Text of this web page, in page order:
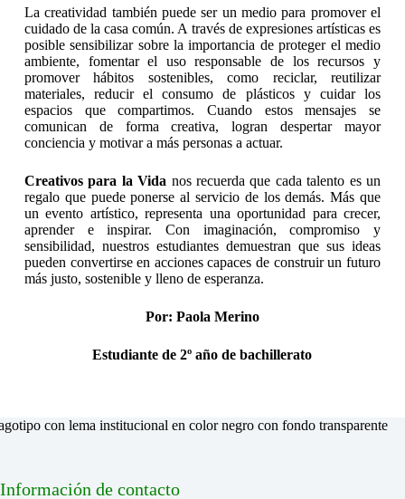
La creatividad también puede ser un medio para promover el
cuidado de la casa común. A través de expresiones artísticas es
posible sensibilizar sobre la importancia de proteger el medio
ambiente, fomentar el uso responsable de los recursos y
promover hábitos sostenibles, como reciclar, reutilizar
materiales, reducir el consumo de plásticos y cuidar los
espacios que compartimos. Cuando estos mensajes se
comunican de forma creativa, logran despertar mayor
conciencia y motivar a más personas a actuar.
Creativos para la Vida nos recuerda que cada talento es un
regalo que puede ponerse al servicio de los demás. Más que
un evento artístico, representa una oportunidad para crecer,
aprender e inspirar. Con imaginación, compromiso y
sensibilidad, nuestros estudiantes demuestran que sus ideas
pueden convertirse en acciones capaces de construir un futuro
más justo, sostenible y lleno de esperanza.
Por: Paola Merino
Estudiante de 2º año de bachillerato
Información de contacto